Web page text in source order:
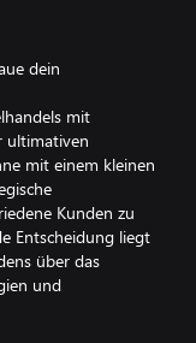
dein
mit
ultimativen
mit einem kleinen
Kunden zu
Entscheidung liegt
über das
und